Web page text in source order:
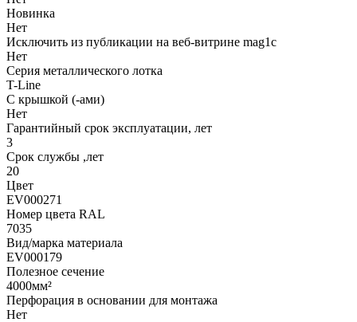
Новинка
Нет
Исключить из публикации на веб-витрине mag1c
Нет
Серия металлического лотка
T-Line
С крышкой (-ами)
Нет
Гарантийный срок эксплуатации, лет
3
Срок службы ,лет
20
Цвет
EV000271
Номер цвета RAL
7035
Вид/марка материала
EV000179
Полезное сечение
4000мм²
Перфорация в основании для монтажа
Нет